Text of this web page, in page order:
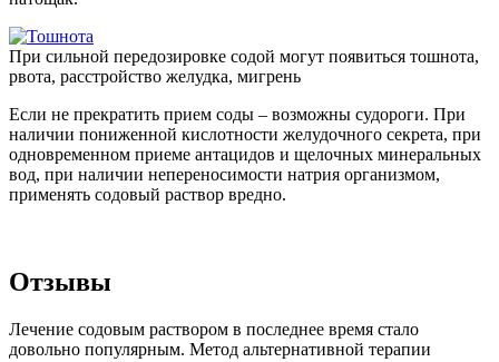
При сильной передозировке содой могут появиться тошнота,
рвота, расстройство желудка, мигрень
Если не прекратить прием соды – возможны судороги. При
наличии пониженной кислотности желудочного секрета, при
одновременном приеме антацидов и щелочных минеральных
вод, при наличии непереносимости натрия организмом,
применять содовый раствор вредно.
Отзывы
Лечение содовым раствором в последнее время стало
довольно популярным. Метод альтернативной терапии